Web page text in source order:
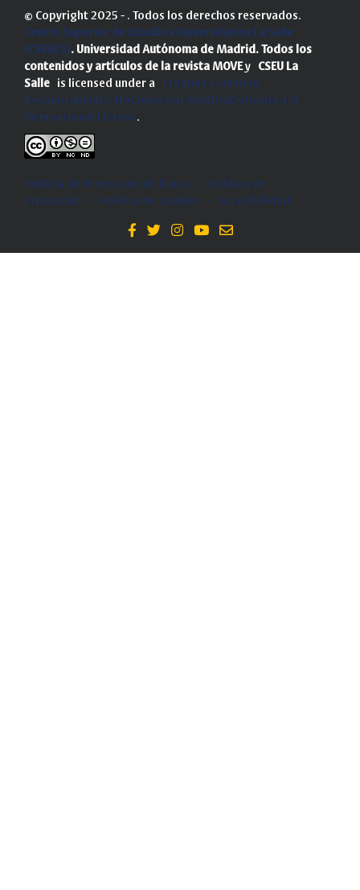
© Copyright 2025 - . Todos los derechos reservados.
Centro Superior de Estudios Universitarios La Salle
(CSEULS). Universidad Autónoma de Madrid. Todos los
contenidos y artículos de la revista MOVEy CSEU La
Salle is licensed under a Creative Commons
Reconocimiento-NoComercial-SinObraDerivada 4.0
Internacional License.
Política de Protección de Datos -
Politica de
privacidad
- Política de cookies - Accesibilidad